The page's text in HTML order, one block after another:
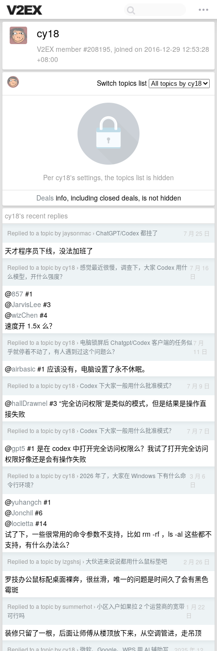
cy18
V2EX member #208195, joined on 2016-12-29 12:53:28
+08:00
Switch topics list
Per cy18's settings, the topics list is hidden
Dealsinfo, including closed deals, is not hidden
cy18's recent replies
Replied to a topic by jaysonmac › ChatGPT/Codex 都挂了 7 月 25 日
天才程序员下线，没法加班了
Replied to a topic by cy18 › 感觉最近很慢，调查下，大家 Codex 用什
么模型，开什么强度？
7 月 16
日
@857 #1
@JarvisLee #3
@wizChen #4
速度开 1.5x 么？
Replied to a topic by cy18 › 电脑锁屏后 Chatgpt/Codex 客户端的任务似
乎就停着不动了，有人遇到过这个问题么？
7 月
11 日
@airbasic #1 应该没有，电脑设置了永不休眠。
Replied to a topic by cy18 › Codex 下大家一般用什么批准模式？ 7 月 9 日
@hallDrawnel #3 “完全访问权限”是类似的模式，但是结果是操作直
接失败
Replied to a topic by cy18 › Codex 下大家一般用什么批准模式？ 7 月 7 日
@gpt5 #1 是在 codex 中打开完全访问权限么？我试了打开完全访问
权限好像还是会有操作失败
Replied to a topic by cy18 › 2026 年了，大家在 Windows 下有什么命
令行环境？
3 月 6
日
@yuhangch #1
@Jonchil #6
@locietta #14
试了下，一些很常用的命令参数不支持，比如 rm -rf ，ls -al 这些都不
支持，有什么办法么？
Replied to a topic by lzgshsj › 大伙进来说说都用什么鼠标垫吧 2 月 26 日
罗技办公鼠标配桌面裸奔，很丝滑，唯一的问题是时间久了会有黑色
霉斑
Replied to a topic by summerhot › 小区入户如果拉 2 个运营商的宽带
可行吗
1 月 22
日
装修只留了一根，后面让师傅从楼顶放下来，从空调管进，走吊顶
Replied to a topic by cy18 微软、Google、WPS 用 AI 辅助写